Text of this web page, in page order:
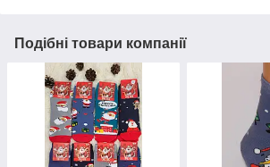
Подібні товари компанії